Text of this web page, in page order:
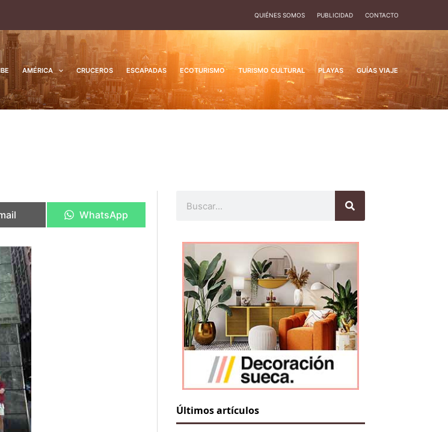
QUIÉNES SOMOS PUBLICIDAD CONTACTO
AMÉRICA CRUCEROS ESCAPADAS ECOTURISMO TURISMO CULTURAL PLAYAS GUÍAS VIAJE
en
WhatsApp
en
Últimos artículos